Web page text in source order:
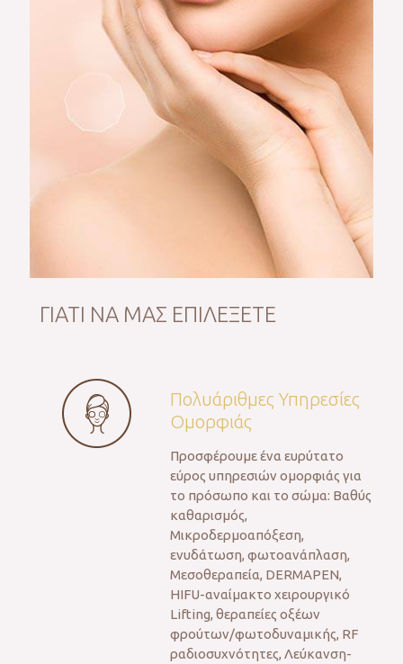
ΓΙΑΤΙ ΝΑ ΜΑΣ ΕΠΙΛΕΞΕΤΕ
Πολυάριθμες Υπηρεσίες
Ομορφιάς
Προσφέρουμε ένα ευρύτατο
εύρος υπηρεσιών ομορφιάς για
το πρόσωπο και το σώμα: Βαθύς
καθαρισμός,
Μικροδερμοαπόξεση,
ενυδάτωση, φωτοανάπλαση,
Μεσοθεραπεία, DERMAPEN,
HIFU-αναίμακτο χειρουργικό
Lifting, θεραπείες οξέων
φρούτων/φωτοδυναμικής, RF
ραδιοσυχνότητες, Λεύκανση-